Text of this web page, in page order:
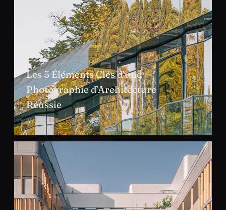
Les 5 Éléments Clés d’une
Photographie d’Architecture
Réussie
OCT. 2023